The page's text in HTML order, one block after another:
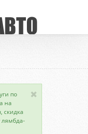
по
на
скидка
лямбда-